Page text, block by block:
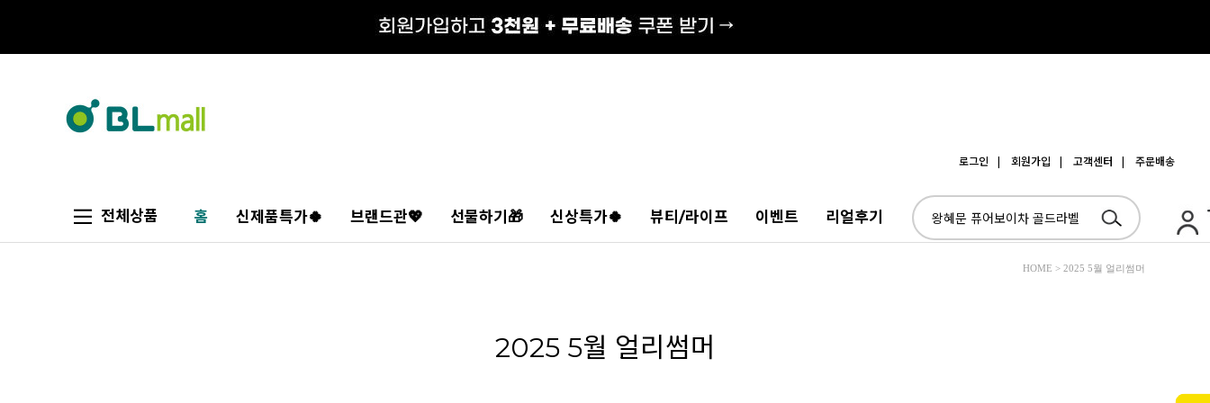
로그인 | 회원가입 | 고객센터 | 주문배송
전체상품 홈 신제품특가🍀 브랜드관💖 선물하기🎁 신상특가🍀 뷰티/라이프 이벤트 리얼후기
HOME > 2025 5월 얼리썸머
2025 5월 얼리썸머